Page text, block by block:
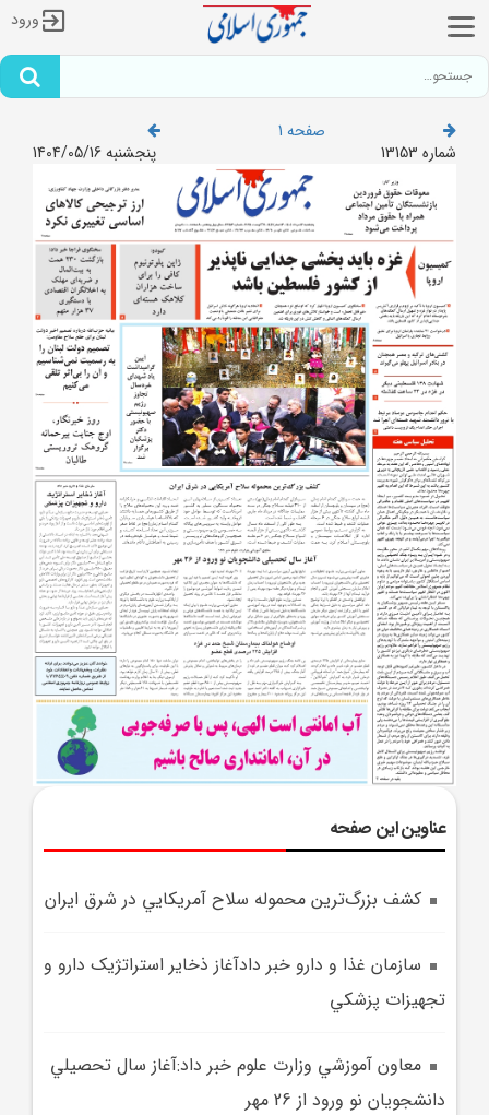
ورود
صفحه 1
شماره 13153
پنجشنبه 1404/05/16
عناوین این صفحه
کشف بزرگ‌ترين محموله سلاح آمريکايي در شرق ايران
سازمان غذا و دارو خبر دادآغاز ذخاير استراتژيک دارو و
تجهيزات پزشکي
معاون آموزشي وزارت علوم خبر داد:آغاز سال تحصيلي
دانشجويان نو ورود از 26 مهر